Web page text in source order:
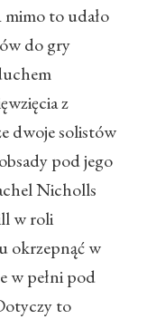
to udało
do gry
z
dwoje solistów
pod jego
Nicholls
w roli
okrzepnąć w
w pełni pod
to